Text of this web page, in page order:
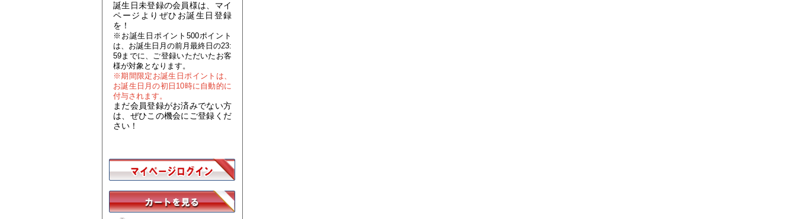
誕生日未登録の会員様は、マイ
ページよりぜひお誕生日登録
を！
※お誕生日ポイント500ポイント
は、お誕生日月の前月最終日の23:
59までに、ご登録いただいたお客
様が対象となります。
※期間限定お誕生日ポイントは、
お誕生日月の初日10時に自動的に
付与されます。
まだ会員登録がお済みでない方
は、ぜひこの機会にご登録くだ
さい！